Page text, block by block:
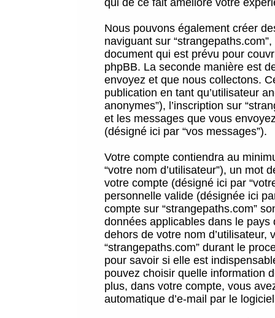
qui de ce fait améliore votre
Nous pouvons également créer
naviguant sur
document qui est prévu pour
phpBB. La seconde manière est
envoyez et que nous collectons.
publication en tant qu’utilisateur
anonymes”), l’inscription sur
et les messages que vous
(désigné ici par “vos messages”).
Votre compte contiendra au
“votre nom d’utilisateur”), un mot
votre compte (désigné ici par
personnelle valide (désignée ici
compte sur “strangepaths.com”
données applicables dans le
dehors de votre nom
“strangepaths.com” durant le
pour savoir si elle est
pouvez choisir quelle information
plus, dans votre compte, vous
automatique d’e-mail par le